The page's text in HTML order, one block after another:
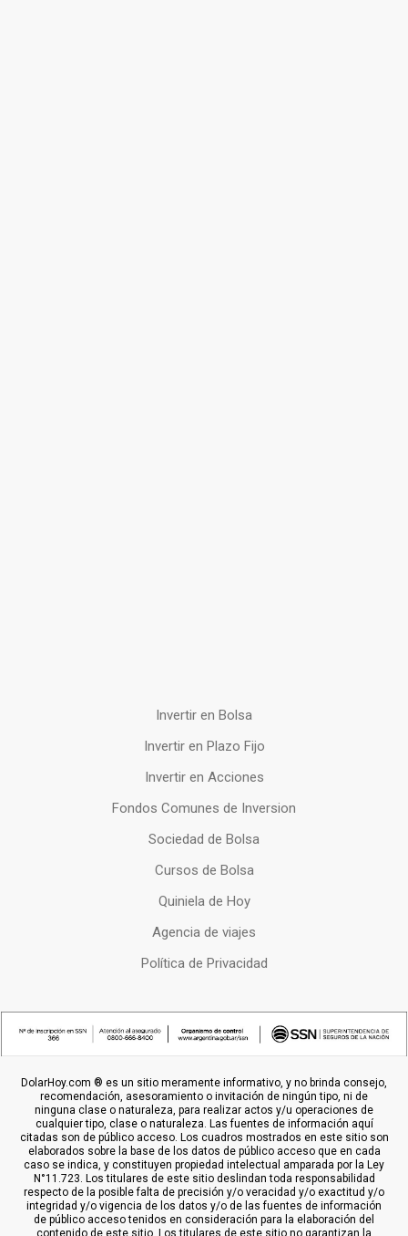
Invertir en Bolsa
Invertir en Plazo Fijo
Invertir en Acciones
Fondos Comunes de Inversion
Sociedad de Bolsa
Cursos de Bolsa
Quiniela de Hoy
Agencia de viajes
Política de Privacidad
DolarHoy.com ® es un sitio meramente informativo, y no brinda consejo,
recomendación, asesoramiento o invitación de ningún tipo, ni de
ninguna clase o naturaleza, para realizar actos y/u operaciones de
cualquier tipo, clase o naturaleza. Las fuentes de información aquí
citadas son de público acceso. Los cuadros mostrados en este sitio son
elaborados sobre la base de los datos de público acceso que en cada
caso se indica, y constituyen propiedad intelectual amparada por la Ley
N°11.723. Los titulares de este sitio deslindan toda responsabilidad
respecto de la posible falta de precisión y/o veracidad y/o exactitud y/o
integridad y/o vigencia de los datos y/o de las fuentes de información
de público acceso tenidos en consideración para la elaboración del
contenido de este sitio. Los titulares de este sitio no garantizan la